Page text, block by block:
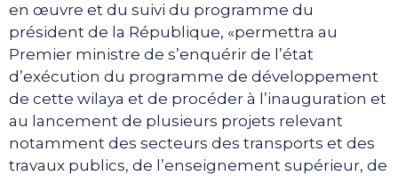
en œuvre et du suivi du programme du
président de la République, «permettra au
Premier ministre de s’enquérir de l’état
d’exécution du programme de développement
de cette wilaya et de procéder à l’inauguration et
au lancement de plusieurs projets relevant
notamment des secteurs des transports et des
travaux publics, de l’enseignement supérieur, de